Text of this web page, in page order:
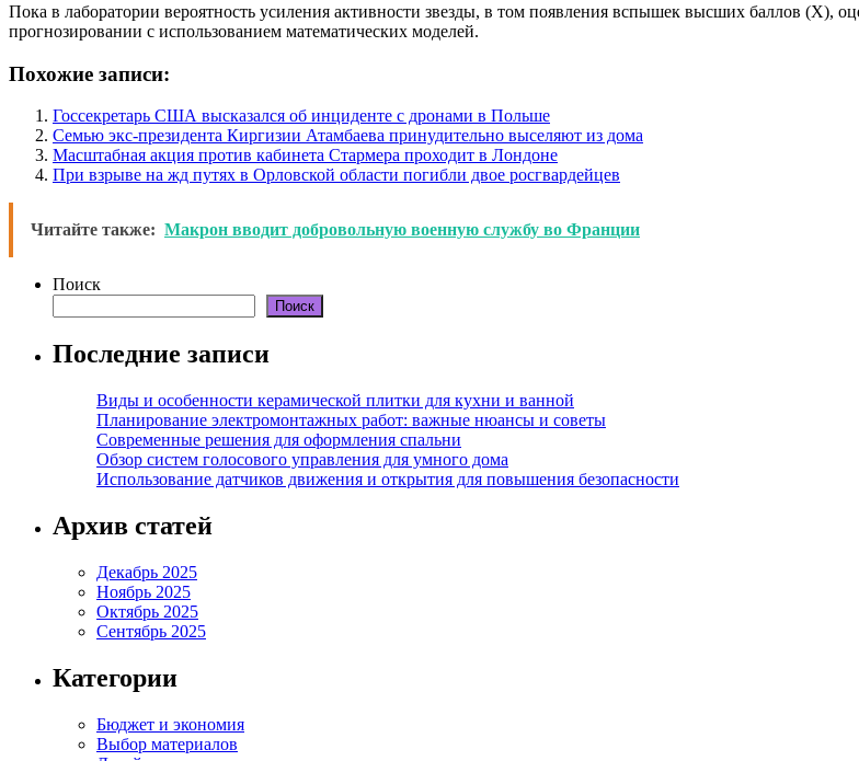
Пока в лаборатории вероятность усиления активности звезды, в том появления вспышек высших баллов
прогнозировании с использованием математических моделей.
Похожие записи:
Госсекретарь США высказался об инциденте с дронами в Польше
Семью экс-президента Киргизии Атамбаева принудительно выселяют из дома
Масштабная акция против кабинета Стармера проходит в Лондоне
При взрыве на жд путях в Орловской области погибли двое росгвардейцев
Читайте также: Макрон вводит добровольную военную службу во Франции
Поиск
Поиск
Последние записи
Виды и особенности керамической плитки для кухни и ванной
Планирование электромонтажных работ: важные нюансы и советы
Современные решения для оформления спальни
Обзор систем голосового управления для умного дома
Использование датчиков движения и открытия для повышения безопасности
Архив статей
Декабрь 2025
Ноябрь 2025
Октябрь 2025
Сентябрь 2025
Категории
Бюджет и экономия
Выбор материалов